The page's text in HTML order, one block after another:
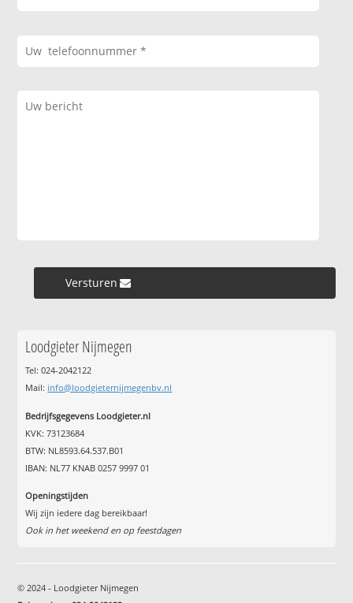
Versturen »
Loodgieter Nijmegen
Tel: 024-2042122
Mail: info@loodgieternijmegenbv.nl
Bedrijfsgegevens Loodgieter.nl
KVK: 73123684
BTW: NL8593.64.537.B01
IBAN: NL77 KNAB 0257 9997 01
Openingstijden
Wij zijn iedere dag bereikbaar!
Ook in het weekend en op feestdagen
© 2024 - Loodgieter Nijmegen